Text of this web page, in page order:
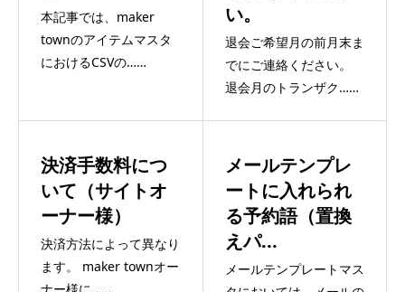
本記事では、maker
townのアイテムマスタ
におけるCSVの……
い。
退会ご希望月の前月末ま
でにご連絡ください。
退会月のトランザク……
決済手数料につ
いて（サイトオ
ーナー様）
決済方法によって異なり
ます。 maker townオー
メールテンプレ
ートに入れられ
る予約語（置換
えパ...
メールテンプレートマス